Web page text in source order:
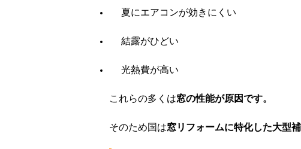
夏にエアコンが効きにくい
結露がひどい
光熱費が高い
これらの多くは窓の性能が原因です。
そのため国は窓リフォームに特化した大型